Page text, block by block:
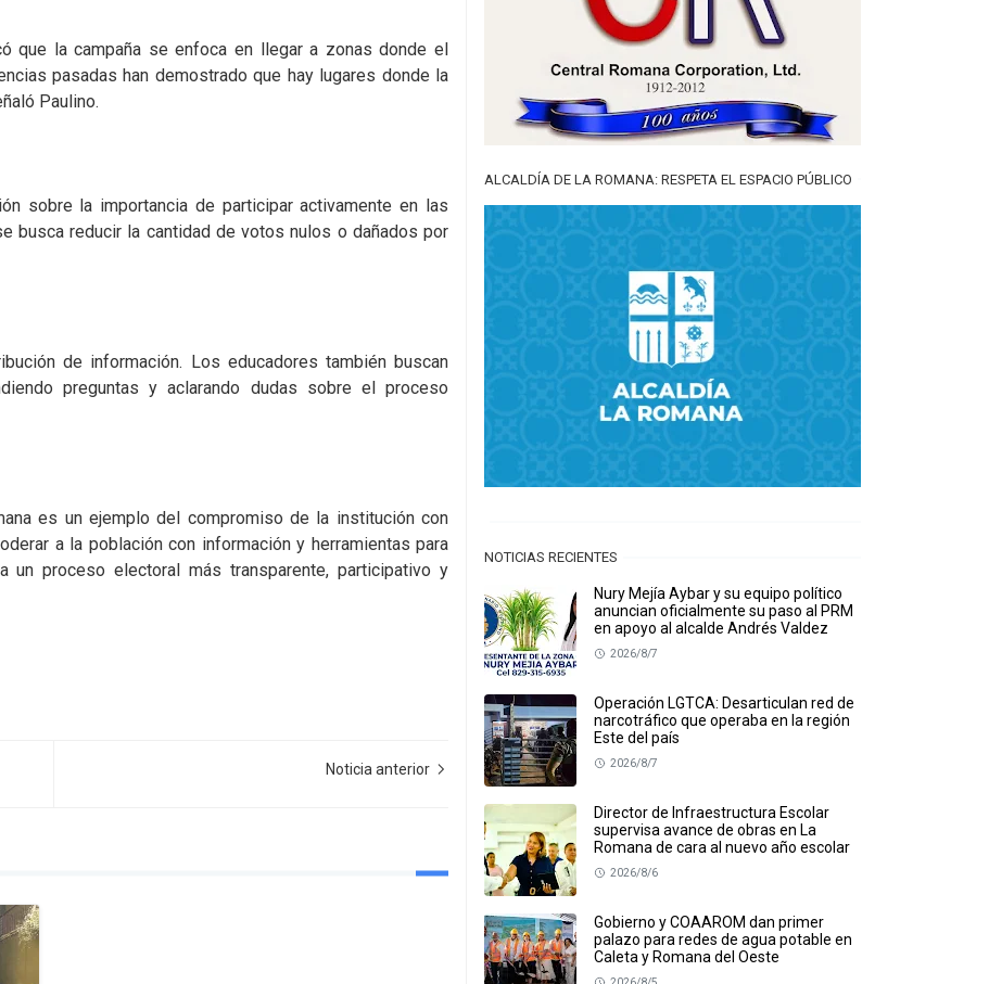
que la campaña se enfoca en llegar a zonas donde el
pasadas han demostrado que hay lugares donde la
Paulino.
sobre la importancia de participar activamente en las
busca reducir la cantidad de votos nulos o dañados por
de información. Los educadores también buscan
preguntas y aclarando dudas sobre el proceso
es un ejemplo del compromiso de la institución con
a la población con información y herramientas para
proceso electoral más transparente, participativo y
Noticia anterior
ALCALDÍA DE LA ROMANA: RESPETA EL ESPACIO PÚBLICO
NOTICIAS RECIENTES
Nury Mejía Aybar y su equipo político
anuncian oficialmente su paso al PRM
en apoyo al alcalde Andrés Valdez
2026/8/7
Operación LGTCA: Desarticulan red de
narcotráfico que operaba en la región
Este del país
2026/8/7
Director de Infraestructura Escolar
supervisa avance de obras en La
Romana de cara al nuevo año escolar
2026/8/6
Gobierno y COAAROM dan primer
palazo para redes de agua potable en
Caleta y Romana del Oeste